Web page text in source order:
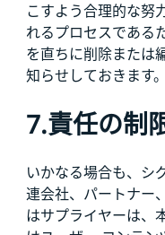
こすよう合理的な努
れるプロセスである
を直ちに削除または
知らせしておきます。
7.責任の制
いかなる場合も、シ
連会社、パートナー
はサプライヤーは、